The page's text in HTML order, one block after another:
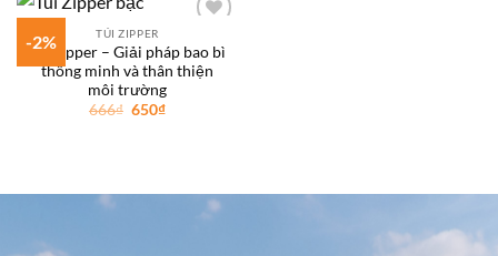
-2%
wishlist
TÚI ZIPPER
Túi zipper – Giải pháp bao bì
thông minh và thân thiện
môi trường
666₫ Giá
650₫Giá